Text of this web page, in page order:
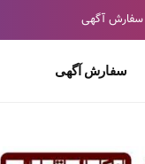
سفارش آگهی
سفارش آگهی